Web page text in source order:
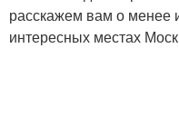
расскажем вам о менее
интересных местах